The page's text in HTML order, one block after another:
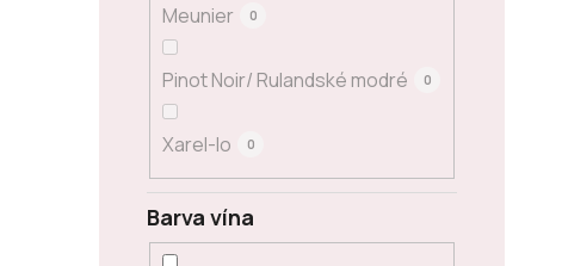
Meunier 0
Pinot Noir/ Rulandské modré 0
Xarel-lo 0
Barva vína